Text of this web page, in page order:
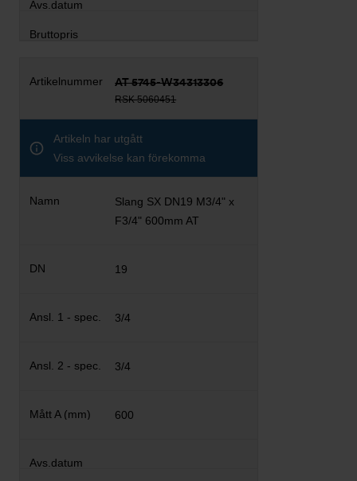
AT 5745-W34313306
RSK 5060451
Artikeln har utgått
Viss avvikelse kan förekomma
Slang SX DN19 M3/4" x
F3/4" 600mm AT
19
3/4
3/4
600